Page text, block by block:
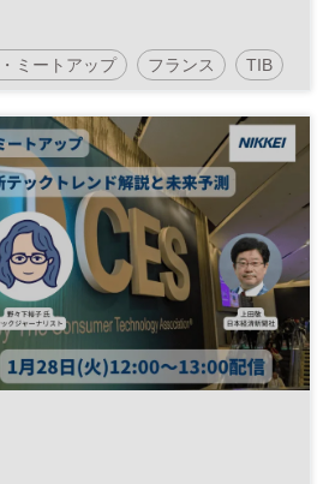
ミートアップ フランス TIB
テクノロジー スタートアップ
ローバル デジタル パリ
イノベーション 平日夜開催